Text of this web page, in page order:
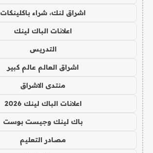
اشراق لنك، شراء باكلينكات
اعلانات الباك لينك
التدريس
اشراق العالم عالم كبير
منتدى الاشراق
اعلانات الباك لينك 2026
باك لينك وجيست بوست
مصادر التعليم